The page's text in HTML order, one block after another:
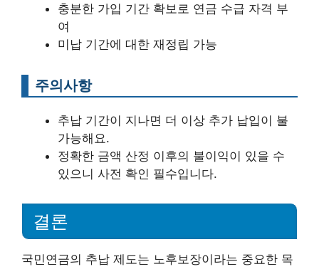
충분한 가입 기간 확보로 연금 수급 자격 부
여
미납 기간에 대한 재정립 가능
주의사항
추납 기간이 지나면 더 이상 추가 납입이 불
가능해요.
정확한 금액 산정 이후의 불이익이 있을 수
있으니 사전 확인 필수입니다.
결론
국민연금의 추납 제도는 노후보장이라는 중요한 목